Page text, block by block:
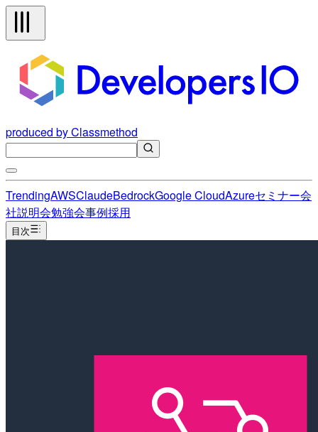
produced by Classmethod
TrendingAWSClaudeBedrockGoogle CloudAzureセミナー会
社説明会勉強会事例採用
目次